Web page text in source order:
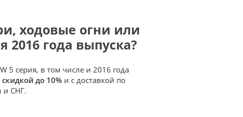
ходовые огни или
2016 года выпуска?
5 серия, в том числе и 2016 года
скидкой до 10% и с доставкой по
и СНГ.